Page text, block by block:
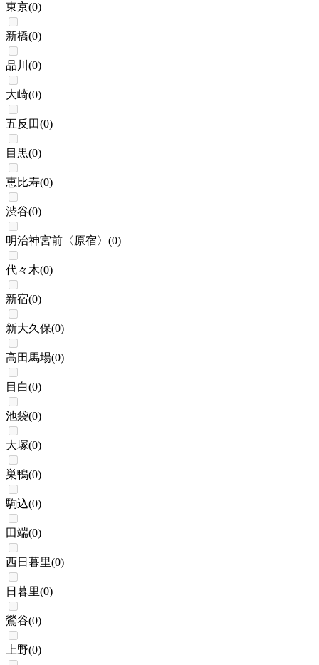
東京(0)
新橋(0)
品川 (0)
大崎(0)
五反田(0)
目黒(0)
恵比寿(0)
渋谷(0)
明治神宮前〈原宿〉 (0)
代々木(0)
新宿(0)
新大久保(0)
高田馬場(0)
目白(0)
池袋(0)
大塚(0)
巣鴨(0)
駒込(0)
田端(0)
西日暮里(0)
日暮里(0)
鶯谷(0)
上野(0)